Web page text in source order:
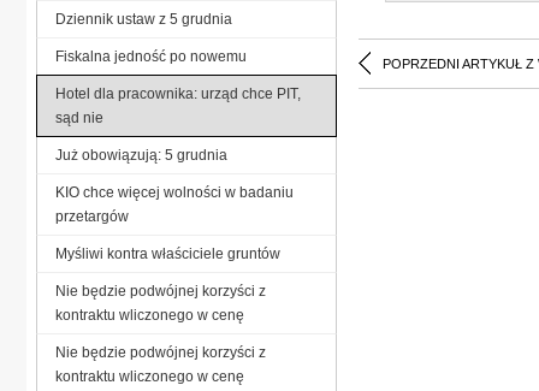
POPRZEDNI ARTYKUŁ Z
Dziennik ustaw z 5 grudnia
Fiskalna jedność po nowemu
Hotel dla pracownika: urząd chce PIT,
sąd nie
Już obowiązują: 5 grudnia
KIO chce więcej wolności w badaniu
przetargów
Myśliwi kontra właściciele gruntów
Nie będzie podwójnej korzyści z
kontraktu wliczonego w cenę
Nie będzie podwójnej korzyści z
kontraktu wliczonego w cenę